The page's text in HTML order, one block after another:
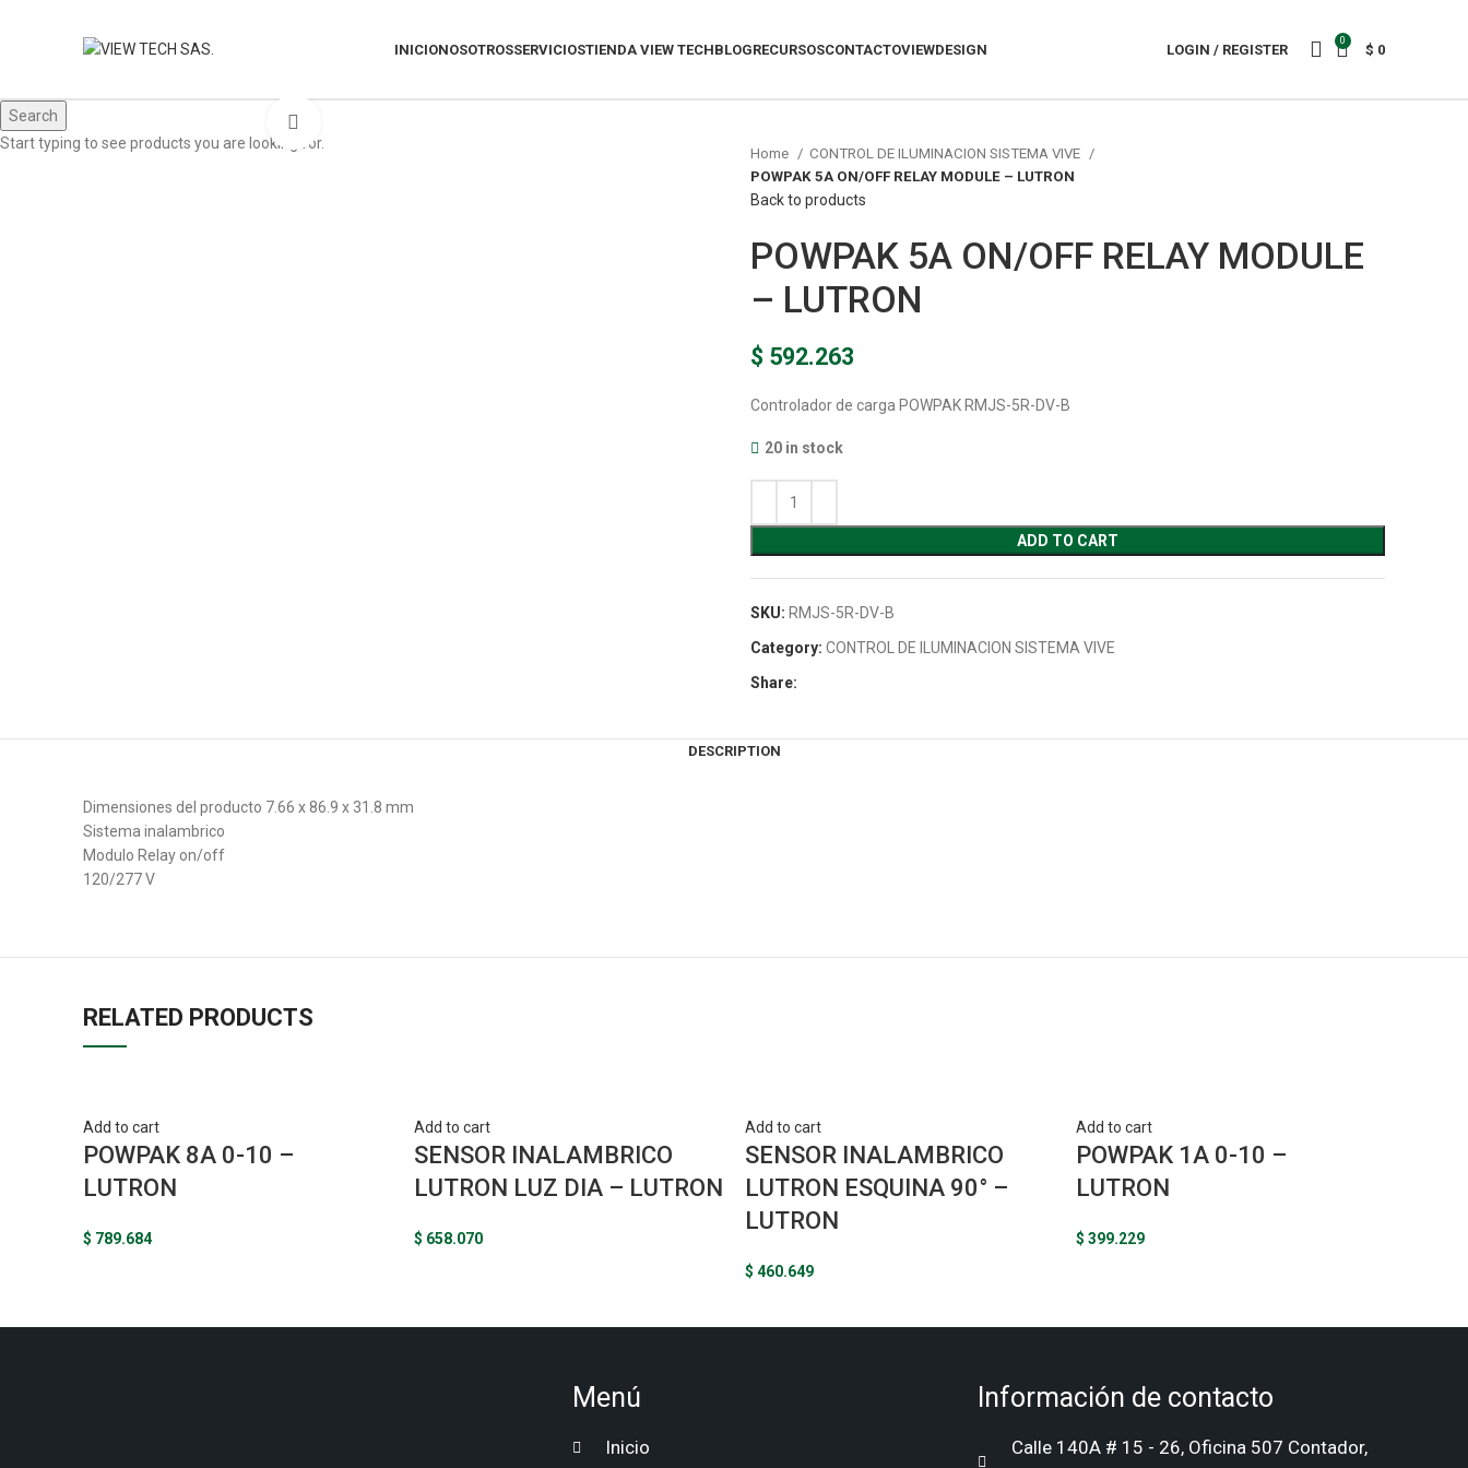
INICIONOSOTROSSERVICIOSTIENDA VIEW TECHBLOGRECURSOSCONTACTOVIEWDESIGN LOGIN / REGISTER
0
$ 0
Home
CONTROL DE ILUMINACION SISTEMA VIVE
POWPAK 5A ON/OFF RELAY MODULE – LUTRON
Back to products
POWPAK 5A ON/OFF RELAY MODULE
– LUTRON
$ 592.263
Controlador de carga POWPAK RMJS-5R-DV-B
20 in stock
ADD TO CART
SKU: RMJS-5R-DV-B
Category: CONTROL DE ILUMINACION SISTEMA VIVE
Share:
DESCRIPTION
Dimensiones del producto 7.66 x 86.9 x 31.8 mm
Sistema inalambrico
Modulo Relay on/off
120/277 V
RELATED PRODUCTS
Add to cart
POWPAK 8A 0-10 –
LUTRON
$ 789.684
Add to cart
SENSOR INALAMBRICO
LUTRON LUZ DIA – LUTRON
$ 658.070
Add to cart
SENSOR INALAMBRICO
LUTRON ESQUINA 90° –
LUTRON
$ 460.649
Add to cart
POWPAK 1A 0-10 –
LUTRON
$ 399.229
Menú
Inicio
Información de contacto
Calle 140A # 15 - 26, Oficina 507 Contador,
Search
Start typing to see products you are looking for.